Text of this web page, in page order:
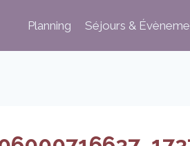
Planning Séjours &